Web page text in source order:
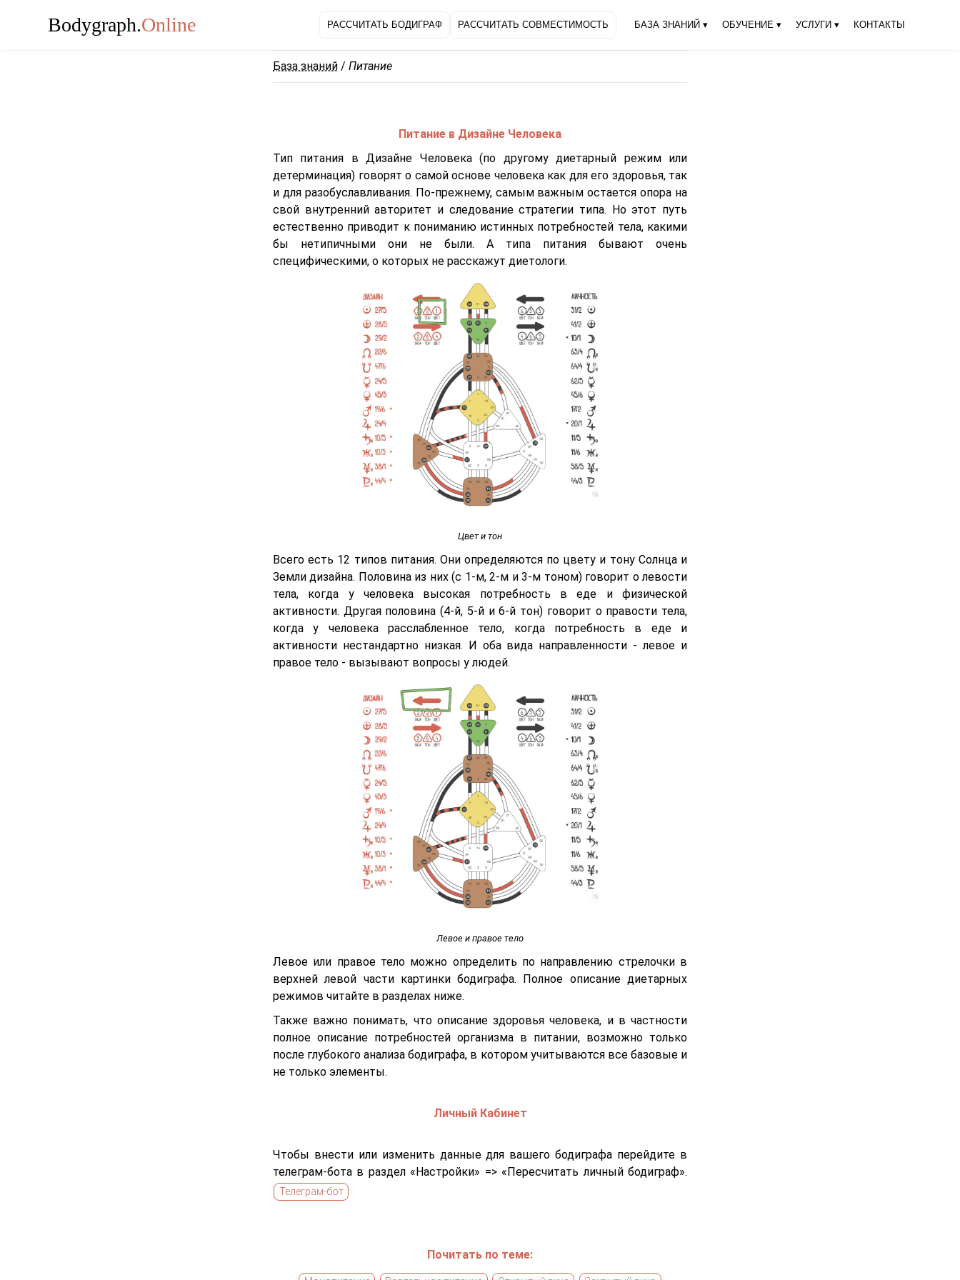
Bodygraph.Online РАССЧИТАТЬ БОДИГРАФ РАССЧИТАТЬ СОВМЕСТИМОСТЬ БАЗА ЗНАНИЙ ▾ ОБУЧЕНИЕ ▾ УСЛУГИ ▾ КОНТАКТЫ
База знаний / Питание
Питание в Дизайне Человека
Тип питания в Дизайне Человека (по другому диетарный режим или
детерминация) говорят о самой основе человека как для его здоровья, так
и для разобуславливания. По-прежнему, самым важным остается опора на
свой внутренний авторитет и следование стратегии типа. Но этот путь
естественно приводит к пониманию истинных потребностей тела, какими
бы нетипичными они не были. А типа питания бывают очень
специфическими, о которых не расскажут диетологи.
Цвет и тон
Всего есть 12 типов питания. Они определяются по цвету и тону Солнца и
Земли дизайна. Половина из них (с 1-м, 2-м и 3-м тоном) говорит о левости
тела, когда у человека высокая потребность в еде и физической
активности. Другая половина (4-й, 5-й и 6-й тон) говорит о правости тела,
когда у человека расслабленное тело, когда потребность в еде и
активности нестандартно низкая. И оба вида направленности - левое и
правое тело - вызывают вопросы у людей.
Левое и правое тело
Левое или правое тело можно определить по направлению стрелочки в
верхней левой части картинки бодиграфа. Полное описание диетарных
режимов читайте в разделах ниже.
Также важно понимать, что описание здоровья человека, и в частности
полное описание потребностей организма в питании, возможно только
после глубокого анализа бодиграфа, в котором учитываются все базовые и
не только элементы.
Личный Кабинет
Чтобы внести или изменить данные для вашего бодиграфа перейдите в
телеграм-бота в раздел «Настройки» => «Пересчитать личный бодиграф».
Телеграм-бот
Почитать по теме: